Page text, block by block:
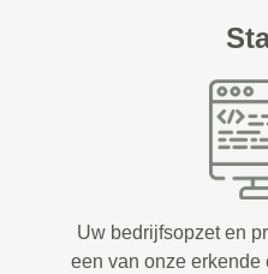
Uw bedrijfsopzet en
een van onze